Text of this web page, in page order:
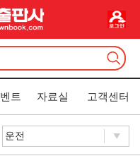
트 자료실 고객센터